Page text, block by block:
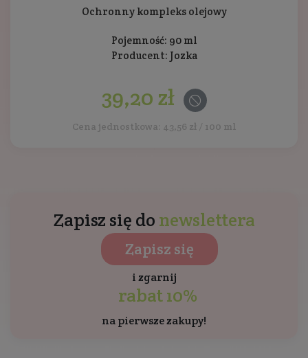
Ochronny kompleks olejowy
Pojemność: 90 ml
Producent: Jozka
39,20 zł
Cena jednostkowa: 43,56 zł / 100 ml
Zapisz się do newslettera
Zapisz się
i zgarnij
rabat 10%
na pierwsze zakupy!